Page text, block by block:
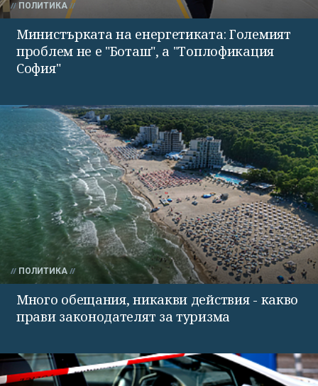
ПОЛИТИКА
Министърката на енергетиката: Големият
проблем не е "Боташ", а "Топлофикация
София"
ПОЛИТИКА
Много обещания, никакви действия - какво
прави законодателят за туризма